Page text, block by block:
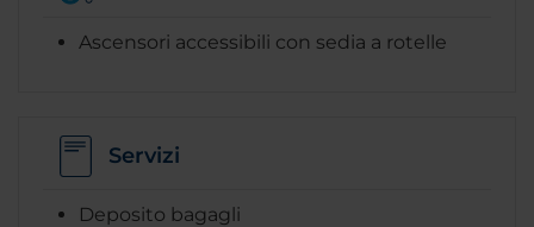
Ascensori accessibili con sedia a rotelle
Servizi
Deposito bagagli